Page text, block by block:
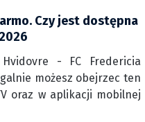
Czy jest dostępna
- FC Fredericia
możesz obejrzec ten
oraz w aplikacji mobilnej